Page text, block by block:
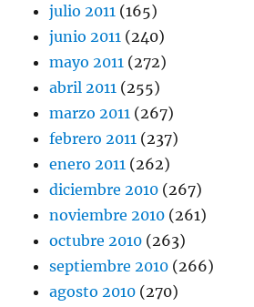
julio 2011 (165)
junio 2011 (240)
mayo 2011 (272)
abril 2011 (255)
marzo 2011 (267)
febrero 2011 (237)
enero 2011 (262)
diciembre 2010 (267)
noviembre 2010 (261)
octubre 2010 (263)
septiembre 2010 (266)
agosto 2010 (270)